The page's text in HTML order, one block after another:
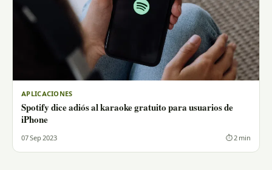
APLICACIONES
Spotify dice adiós al karaoke gratuito para usuarios de
iPhone
07 Sep 2023 ⏱ 2 min